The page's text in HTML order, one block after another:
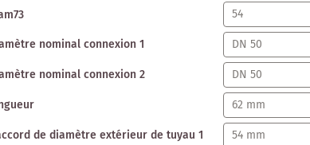
nominal connexion 1
nominal connexion 2
de diamètre extérieur de tuyau 1